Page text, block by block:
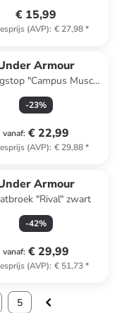
€ 15,99
(AVP): € 27,98*
Armour
"Campus Muscle
Tank" zwart
-23%
vanaf: € 22,99
(AVP): € 29,88*
Armour
"Rival" zwart
-42%
vanaf: € 29,99
(AVP): € 51,73*
5